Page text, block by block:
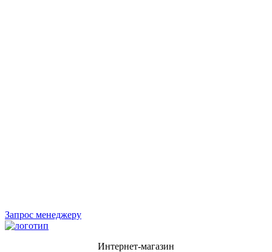
Запрос менеджеру
Интернет-магазин